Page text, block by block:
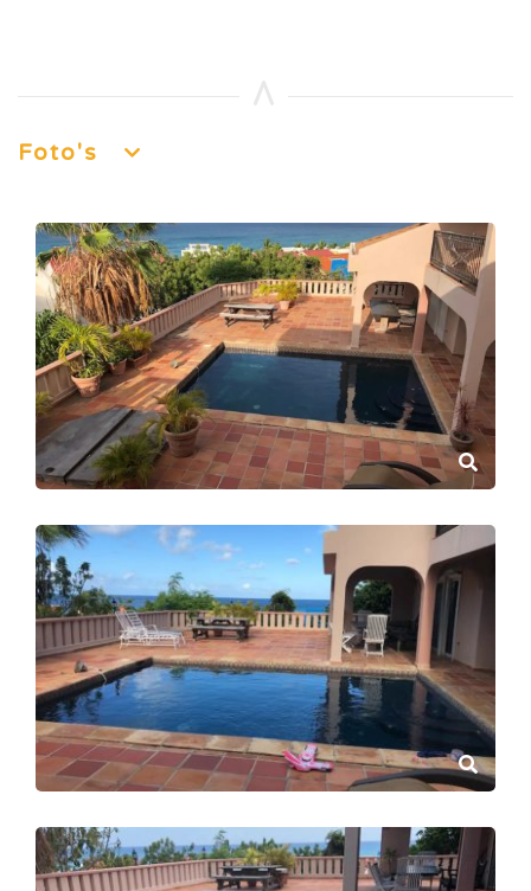
Foto's